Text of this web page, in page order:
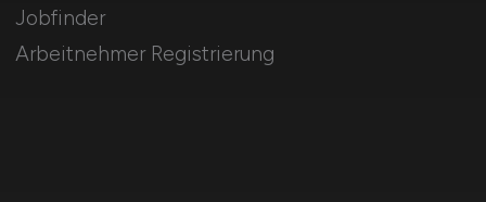
Jobfinder
Arbeitnehmer Registrierung